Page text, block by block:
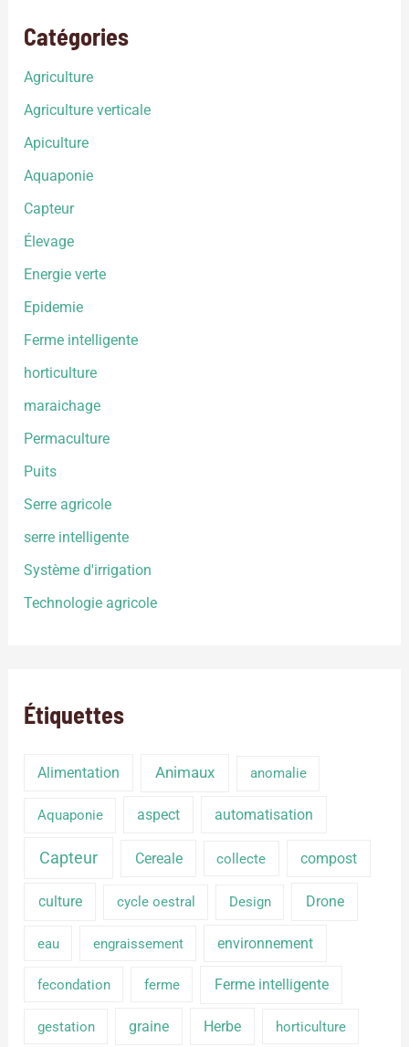
Catégories
Agriculture
Agriculture verticale
Apiculture
Aquaponie
Capteur
Élevage
Energie verte
Epidemie
Ferme intelligente
horticulture
maraichage
Permaculture
Puits
Serre agricole
serre intelligente
Système d'irrigation
Technologie agricole
Étiquettes
Alimentation Animaux anomalie
Aquaponie aspect automatisation
Capteur Cereale collecte compost
culture cycle oestral Design Drone
eau engraissement environnement
fecondation ferme Ferme intelligente
gestation graine Herbe horticulture